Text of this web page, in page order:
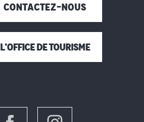
CONTACTEZ-NOUS
L'OFFICE DE TOURISME